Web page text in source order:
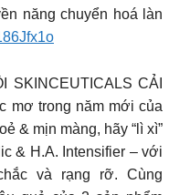
năng chuyển hoá làn
SKINCEUTICALS CẢI
mơ trong năm mới của
& mịn màng, hãy “lì xì”
& H.A. Intensifier – với
và rạng rỡ. Cùng